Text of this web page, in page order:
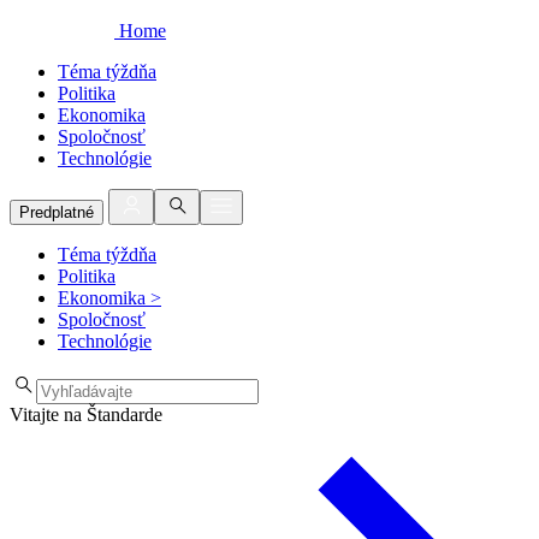
Home
Téma týždňa
Politika
Ekonomika
Spoločnosť
Technológie
Predplatné
Téma týždňa
Politika
Ekonomika >
Spoločnosť
Technológie
Vitajte na Štandarde